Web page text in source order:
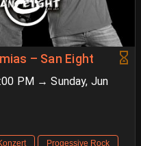
– San Eight
PM → Sunday, Jun
Progessive Rock